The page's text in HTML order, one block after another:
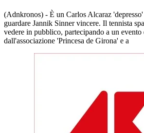
(Adnkronos) - È un Carlos Alcaraz
guardare Jannik Sinner vincere. Il tennista
vedere in pubblico, partecipando a un evento
dall'associazione 'Princesa de Girona' e a